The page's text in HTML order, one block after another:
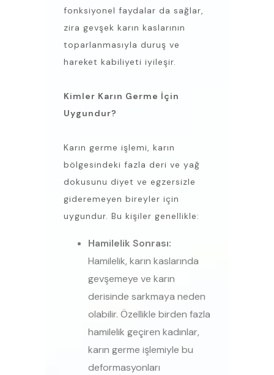
fonksiyonel faydalar da sağlar,
zira gevşek karın kaslarının
toparlanmasıyla duruş ve
hareket kabiliyeti iyileşir.
Kimler Karın Germe İçin
Uygundur?
Karın germe işlemi, karın
bölgesindeki fazla deri ve yağ
dokusunu diyet ve egzersizle
gideremeyen bireyler için
uygundur. Bu kişiler genellikle:
Hamilelik Sonrası:
Hamilelik, karın kaslarında
gevşemeye ve karın
derisinde sarkmaya neden
olabilir. Özellikle birden fazla
hamilelik geçiren kadınlar,
karın germe işlemiyle bu
deformasyonları